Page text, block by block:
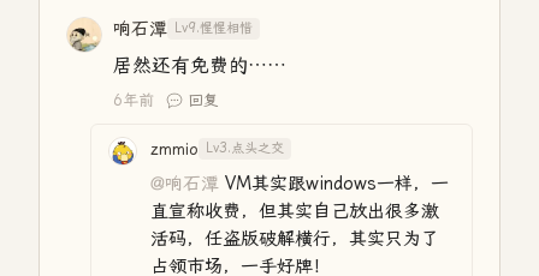
响石潭 Lv9.惺惺相惜
居然还有免费的……
6年前 回复
zmmio Lv3.点头之交
@响石潭 VM其实跟windows一样，一
直宣称收费，但其实自己放出很多激
活码，任盗版破解横行，其实只为了
占领市场，一手好牌！